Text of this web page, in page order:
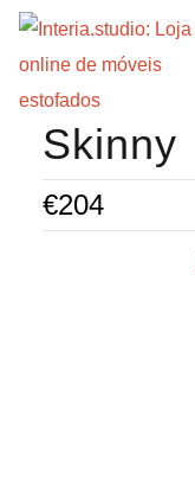
Skinny
€204